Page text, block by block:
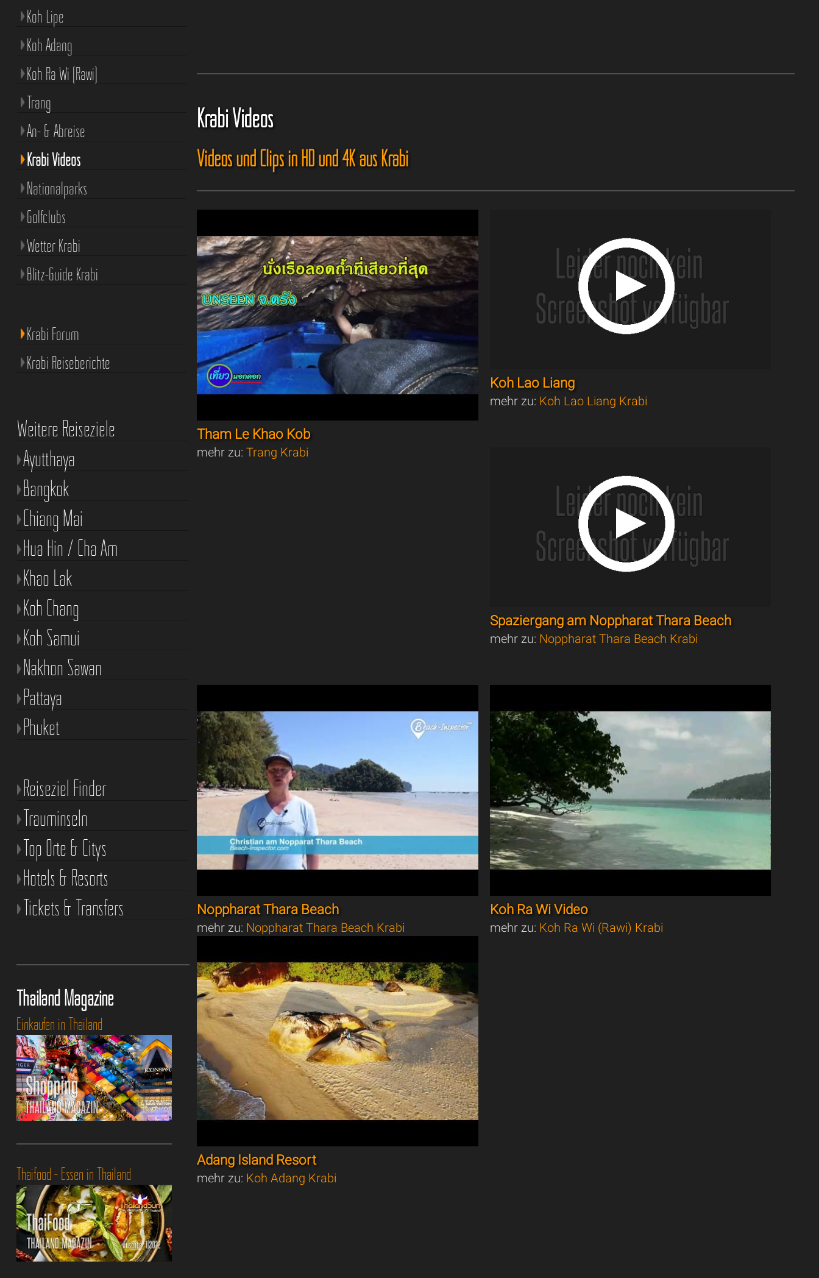
Krabi Videos
Videos und Clips in HD und 4K aus Krabi
Tham Le Khao Kob
mehr zu:Trang Krabi
Koh Lao Liang
mehr zu: Koh Lao Liang Krabi
Spaziergang am Noppharat Thara Beach
mehr zu: Noppharat Thara Beach Krabi
Noppharat Thara Beach
mehr zu: Noppharat Thara Beach Krabi
Koh Ra Wi Video
mehr zu: Koh Ra Wi (Rawi) Krabi
Adang Island Resort
mehr zu: Koh Adang Krabi
Koh Lipe
Koh Adang
Koh Ra Wi (Rawi)
Trang
An- & Abreise
Krabi Videos
Nationalparks
Golfclubs
Wetter Krabi
Blitz-Guide Krabi
Krabi Forum
Krabi Reiseberichte
Weitere Reiseziele
Ayutthaya
Bangkok
Chiang Mai
Hua Hin / Cha Am
Khao Lak
Koh Chang
Koh Samui
Nakhon Sawan
Pattaya
Phuket
Reiseziel Finder
Trauminseln
Top Orte & Citys
Hotels & Resorts
Tickets & Transfers
Thailand Magazine
Einkaufen in Thailand
Thaifood - Essen in Thailand